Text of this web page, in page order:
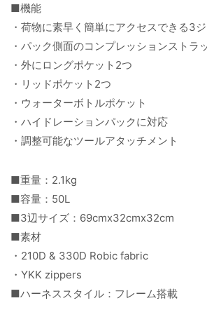
■機能
・荷物に素早く簡単にアクセスできる3
・パック側面のコンプレッションストラ
・外にロングポケット2つ
・リッドポケット2つ
・ウォーターボトルポケット
・ハイドレーションパックに対応
・調整可能なツールアタッチメント
■重量：2.1kg
■容量：50L
■3辺サイズ：69cmx32cmx32cm
■素材
・210D & 330D Robic fabric
・YKK zippers
■ハーネススタイル：フレーム搭載